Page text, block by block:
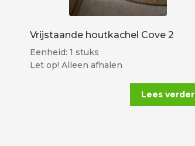
Vrijstaande houtkachel Cove 2
Eenheid: 1 stuks
Let op! Alleen afhalen
Lees verder